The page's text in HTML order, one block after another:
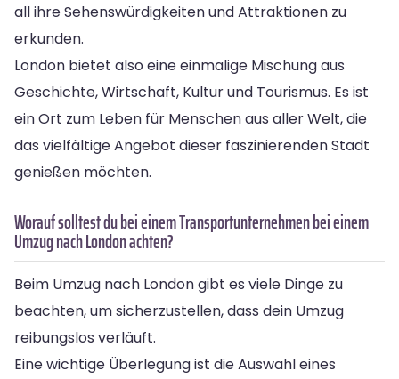
all ihre Sehenswürdigkeiten und Attraktionen zu
erkunden.
London bietet also eine einmalige Mischung aus
Geschichte, Wirtschaft, Kultur und Tourismus. Es ist
ein Ort zum Leben für Menschen aus aller Welt, die
das vielfältige Angebot dieser faszinierenden Stadt
genießen möchten.
Worauf solltest du bei einem Transportunternehmen bei einem
Umzug nach London achten?
Beim Umzug nach London gibt es viele Dinge zu
beachten, um sicherzustellen, dass dein Umzug
reibungslos verläuft.
Eine wichtige Überlegung ist die Auswahl eines